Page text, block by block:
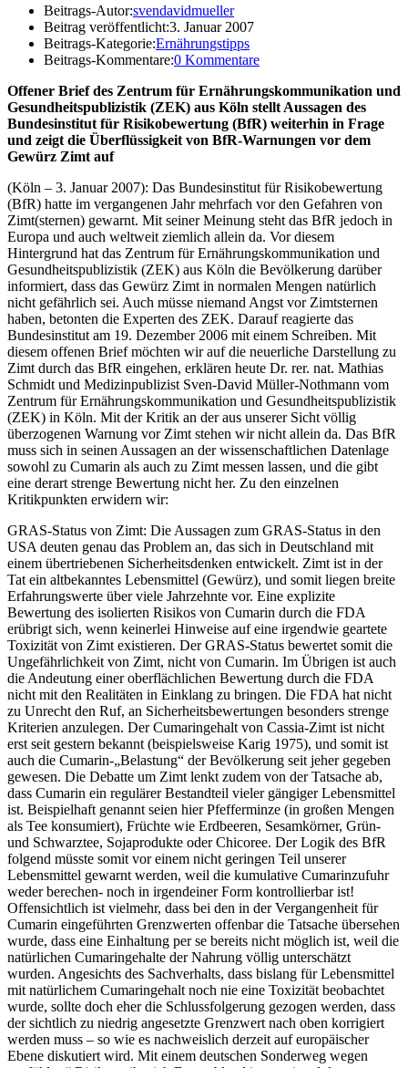
Beitrags-Autor:svendavidmueller
Beitrag veröffentlicht:3. Januar 2007
Beitrags-Kategorie:Ernährungstipps
Beitrags-Kommentare:0 Kommentare
Offener Brief des Zentrum für Ernährungskommunikation und
Gesundheitspublizistik (ZEK) aus Köln stellt Aussagen des
Bundesinstitut für Risikobewertung (BfR) weiterhin in Frage
und zeigt die Überflüssigkeit von BfR-Warnungen vor dem
Gewürz Zimt auf
(Köln – 3. Januar 2007): Das Bundesinstitut für Risikobewertung
(BfR) hatte im vergangenen Jahr mehrfach vor den Gefahren von
Zimt(sternen) gewarnt. Mit seiner Meinung steht das BfR jedoch in
Europa und auch weltweit ziemlich allein da. Vor diesem
Hintergrund hat das Zentrum für Ernährungskommunikation und
Gesundheitspublizistik (ZEK) aus Köln die Bevölkerung darüber
informiert, dass das Gewürz Zimt in normalen Mengen natürlich
nicht gefährlich sei. Auch müsse niemand Angst vor Zimtsternen
haben, betonten die Experten des ZEK. Darauf reagierte das
Bundesinstitut am 19. Dezember 2006 mit einem Schreiben. Mit
diesem offenen Brief möchten wir auf die neuerliche Darstellung zu
Zimt durch das BfR eingehen, erklären heute Dr. rer. nat. Mathias
Schmidt und Medizinpublizist Sven-David Müller-Nothmann vom
Zentrum für Ernährungskommunikation und Gesundheitspublizistik
(ZEK) in Köln. Mit der Kritik an der aus unserer Sicht völlig
überzogenen Warnung vor Zimt stehen wir nicht allein da. Das BfR
muss sich in seinen Aussagen an der wissenschaftlichen Datenlage
sowohl zu Cumarin als auch zu Zimt messen lassen, und die gibt
eine derart strenge Bewertung nicht her. Zu den einzelnen
Kritikpunkten erwidern wir:
GRAS-Status von Zimt: Die Aussagen zum GRAS-Status in den
USA deuten genau das Problem an, das sich in Deutschland mit
einem übertriebenen Sicherheitsdenken entwickelt. Zimt ist in der
Tat ein altbekanntes Lebensmittel (Gewürz), und somit liegen breite
Erfahrungswerte über viele Jahrzehnte vor. Eine explizite
Bewertung des isolierten Risikos von Cumarin durch die FDA
erübrigt sich, wenn keinerlei Hinweise auf eine irgendwie geartete
Toxizität von Zimt existieren. Der GRAS-Status bewertet somit die
Ungefährlichkeit von Zimt, nicht von Cumarin. Im Übrigen ist auch
die Andeutung einer oberflächlichen Bewertung durch die FDA
nicht mit den Realitäten in Einklang zu bringen. Die FDA hat nicht
zu Unrecht den Ruf, an Sicherheitsbewertungen besonders strenge
Kriterien anzulegen. Der Cumaringehalt von Cassia-Zimt ist nicht
erst seit gestern bekannt (beispielsweise Karig 1975), und somit ist
auch die Cumarin-„Belastung“ der Bevölkerung seit jeher gegeben
gewesen. Die Debatte um Zimt lenkt zudem von der Tatsache ab,
dass Cumarin ein regulärer Bestandteil vieler gängiger Lebensmittel
ist. Beispielhaft genannt seien hier Pfefferminze (in großen Mengen
als Tee konsumiert), Früchte wie Erdbeeren, Sesamkörner, Grün-
und Schwarztee, Sojaprodukte oder Chicoree. Der Logik des BfR
folgend müsste somit vor einem nicht geringen Teil unserer
Lebensmittel gewarnt werden, weil die kumulative Cumarinzufuhr
weder berechen- noch in irgendeiner Form kontrollierbar ist!
Offensichtlich ist vielmehr, dass bei den in der Vergangenheit für
Cumarin eingeführten Grenzwerten offenbar die Tatsache übersehen
wurde, dass eine Einhaltung per se bereits nicht möglich ist, weil die
natürlichen Cumaringehalte der Nahrung völlig unterschätzt
wurden. Angesichts des Sachverhalts, dass bislang für Lebensmittel
mit natürlichem Cumaringehalt noch nie eine Toxizität beobachtet
wurde, sollte doch eher die Schlussfolgerung gezogen werden, dass
der sichtlich zu niedrig angesetzte Grenzwert nach oben korrigiert
werden muss – so wie es nachweislich derzeit auf europäischer
Ebene diskutiert wird. Mit einem deutschen Sonderweg wegen